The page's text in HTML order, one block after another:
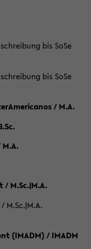
bis SoSe
bis SoSe
/ M.A.
M.Sc.|M.A.
M.Sc.|M.A.
(IMADM) / IMADM